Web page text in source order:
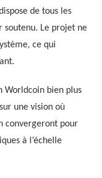
de tous les
soutenu. Le projet ne
ce qui
Worldcoin bien plus
une vision où
convergeront pour
à l’échelle